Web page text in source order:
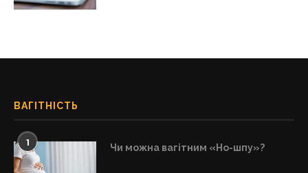
ВАГІТНІСТЬ
1 Чи можна вагітним «Но-шпу»?